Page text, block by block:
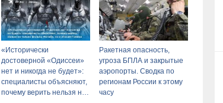
«Исторически
достоверной «Одиссеи»
нет и никогда не будет»:
специалисты объясняют,
почему верить нельзя не
Ракетная опасность,
угроза БПЛА и закрытые
аэропорты. Сводка по
регионам России к этому
часу